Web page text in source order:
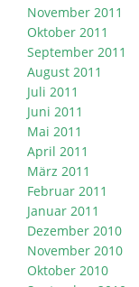
November 2011
Oktober 2011
September 2011
August 2011
Juli 2011
Juni 2011
Mai 2011
April 2011
März 2011
Februar 2011
Januar 2011
Dezember 2010
November 2010
Oktober 2010